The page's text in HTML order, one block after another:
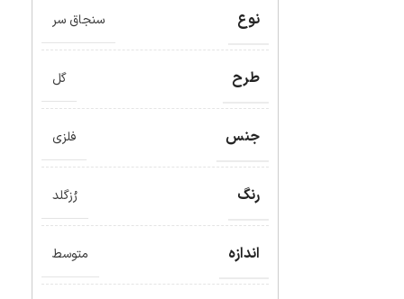
نوع سنجاق سر
طرح گل
جنس فلزی
رنگ رُزگلد
اندازه متوسط